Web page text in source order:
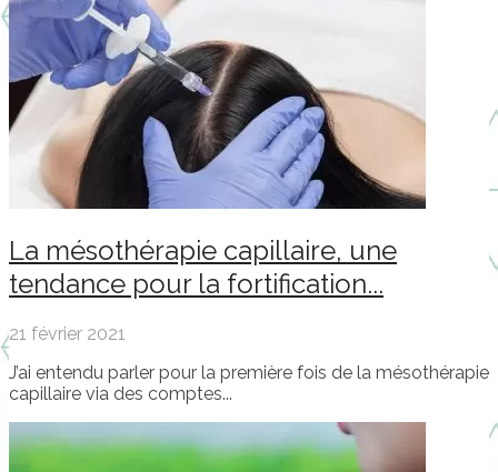
La mésothérapie capillaire, une
tendance pour la fortification...
21 février 2021
J’ai entendu parler pour la première fois de la mésothérapie
capillaire via des comptes...